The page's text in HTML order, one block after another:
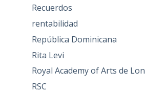
Recuerdos
rentabilidad
República Dominicana
Rita Levi
Royal Academy of Arts de
RSC